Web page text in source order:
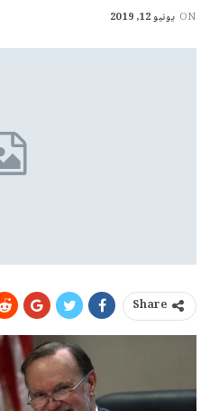
ON يونيو 12, 2019
Share